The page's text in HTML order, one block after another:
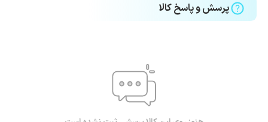
پرسش و پاسخ کالا